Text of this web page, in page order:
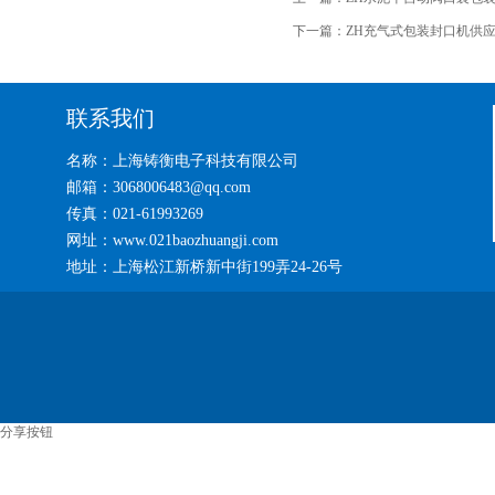
下一篇： ZH充气式包装封口机供应
联系我们
名称：上海铸衡电子科技有限公司
邮箱：3068006483@qq.com
传真：021-61993269
网址：www.021baozhuangji.com
地址：上海松江新桥新中街199弄24-26号
分享按钮